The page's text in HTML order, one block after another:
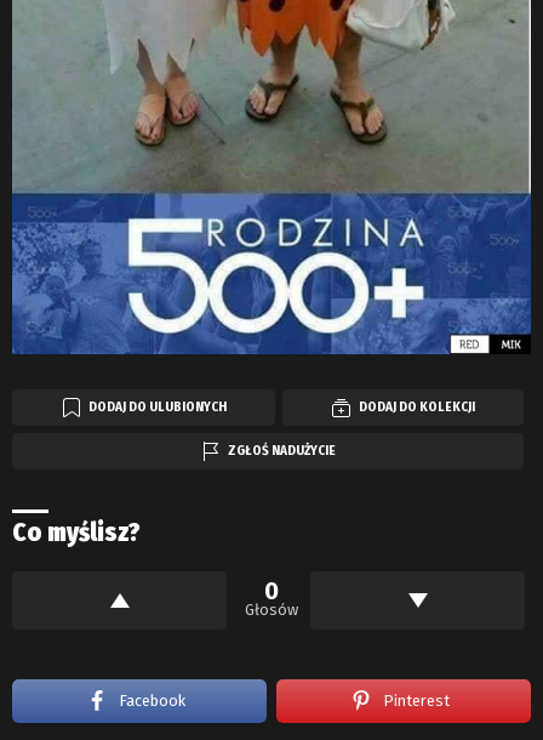
DODAJ DO ULUBIONYCH DODAJ DO KOLEKCJI
ZGŁOŚ NADUŻYCIE
Co myślisz?
0
Głosów
Facebook Pinterest